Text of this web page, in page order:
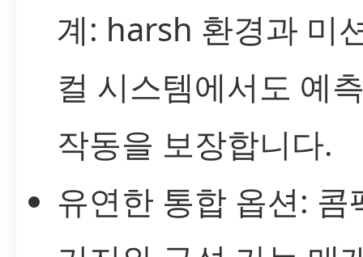
계: harsh 환경과 미
컬 시스템에서도 예
작동을 보장합니다.
유연한 통합 옵션: 콤